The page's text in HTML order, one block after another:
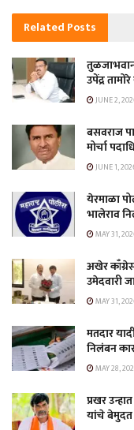
Related Posts
उपेंद्र
JUNE 2,
बसवराज
मोर्चा
JUNE 1,
येरमाळा
भालेराव
MAY 31,
अखेर
उमेदवारी
MAY 31,
मतदार
निलंबन
MAY 28,
प्रखर
यांचे